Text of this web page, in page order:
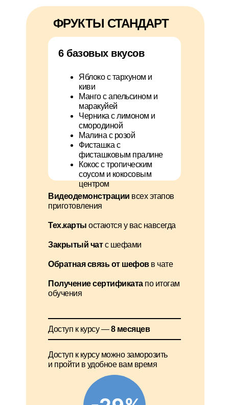
ФРУКТЫ СТАНДАРТ
6 базовых вкусов
Яблоко с тархуном и
киви
Манго с апельсином и
маракуйей
Черника с лимоном и
смородиной
Малина с розой
Фисташка с
фисташковым пралине
Кокос с тропическим
соусом и кокосовым
центром
Видеодемонстрации всех этапов
приготовления
Тех.карты остаются у вас навсегда
Закрытый чатс шефами
Обратная связь от шефовв чате
Получение сертификатапо итогам
обучения
Доступ к курсу —8 месяцев
Доступ к курсу можно заморозить
и пройти в удобное вам время